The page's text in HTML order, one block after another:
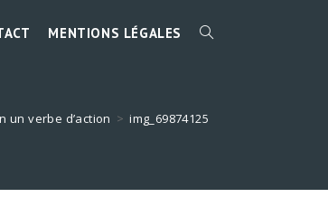
MENTIONS LÉGALES TOGGLE
un verbe d’action > img_69874125